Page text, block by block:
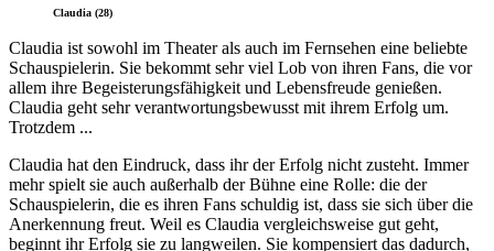
Claudia (28)
Claudia ist sowohl im Theater als auch im Fernsehen eine beliebte
Schauspielerin. Sie bekommt sehr viel Lob von ihren Fans, die vor
allem ihre Begeisterungsfähigkeit und Lebensfreude genießen.
Claudia geht sehr verantwortungsbewusst mit ihrem Erfolg um.
Trotzdem ...
Claudia hat den Eindruck, dass ihr der Erfolg nicht zusteht. Immer
mehr spielt sie auch außerhalb der Bühne eine Rolle: die der
Schauspielerin, die es ihren Fans schuldig ist, dass sie sich über die
Anerkennung freut. Weil es Claudia vergleichsweise gut geht,
beginnt ihr Erfolg sie zu langweilen. Sie kompensiert das dadurch,